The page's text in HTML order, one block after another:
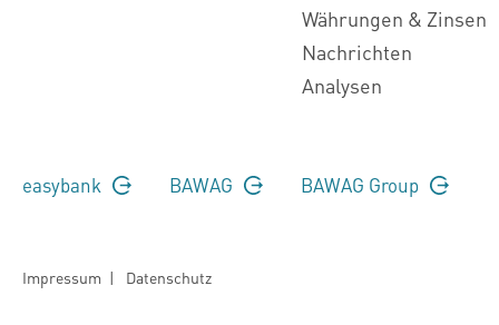
Währungen & Zinsen
Nachrichten
Analysen
easybank BAWAG BAWAG Group
Impressum | Datenschutz